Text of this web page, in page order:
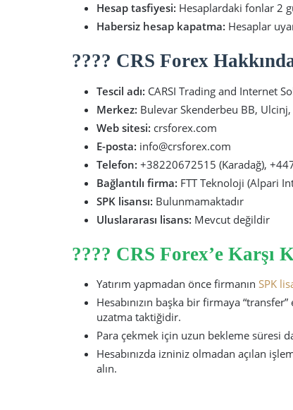
Hesap tasfiyesi: Hesaplardaki fonlar 2
Habersiz hesap kapatma: Hesaplar
???? CRS Forex
Tescil adı: CARSI Trading and Internet
Merkez: Bulevar Skenderbeu BB,
Web sitesi: crsforex.com
E-posta: info@crsforex.com
Telefon: +38220672515 (Karadağ),
Bağlantılı firma: FTT Teknoloji (Alpari
SPK lisansı: Bulunmamaktadır
Uluslararası lisans: Mevcut değildir
????️ CRS Forex’e Karşı
Yatırım yapmadan önce firmanın SPK
Hesabınızın başka bir firmaya
uzatma taktiğidir.
Para çekmek için uzun bekleme süresi
Hesabınızda izniniz olmadan açılan
alın.